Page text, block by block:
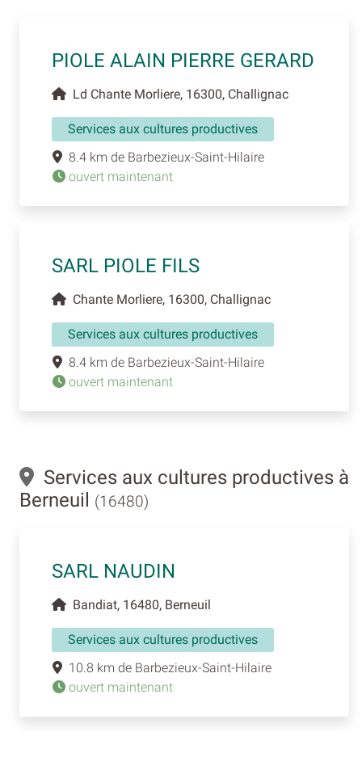
PIOLE ALAIN PIERRE GERARD
Ld Chante Morliere, 16300, Challignac
Services aux cultures productives
8.4 km de Barbezieux-Saint-Hilaire
ouvert maintenant
SARL PIOLE FILS
Chante Morliere, 16300, Challignac
Services aux cultures productives
8.4 km de Barbezieux-Saint-Hilaire
ouvert maintenant
Services aux cultures productives à
Berneuil (16480)
SARL NAUDIN
Bandiat, 16480, Berneuil
Services aux cultures productives
10.8 km de Barbezieux-Saint-Hilaire
ouvert maintenant